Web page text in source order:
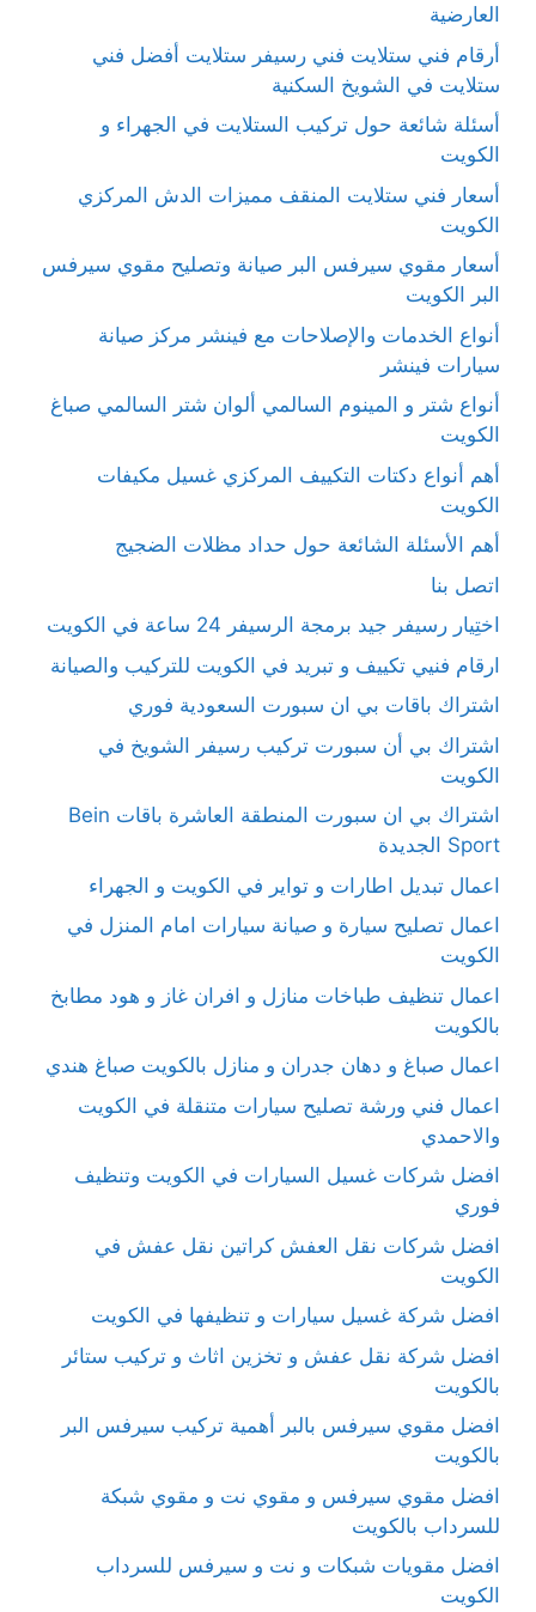
العارضية
أرقام فني ستلايت فني رسيفر ستلايت أفضل فني
ستلايت في الشويخ السكنية
أسئلة شائعة حول تركيب الستلايت في الجهراء و
الكويت
أسعار فني ستلايت المنقف مميزات الدش المركزي
الكويت
أسعار مقوي سيرفس البر صيانة وتصليح مقوي سيرفس
البر الكويت
أنواع الخدمات والإصلاحات مع فينشر مركز صيانة
سيارات فينشر
أنواع شتر و المينوم السالمي ألوان شتر السالمي صباغ
الكويت
أهم أنواع دكتات التكييف المركزي غسيل مكيفات
الكويت
أهم الأسئلة الشائعة حول حداد مظلات الضجيج
اتصل بنا
اختِيار رسيفر جيد برمجة الرسيفر 24 ساعة في الكويت
ارقام فنيي تكييف و تبريد في الكويت للتركيب والصيانة
اشتراك باقات بي ان سبورت السعودية فوري
اشتراك بي أن سبورت تركيب رسيفر الشويخ في
الكويت
اشتراك بي ان سبورت المنطقة العاشرة باقات Bein
Sport الجديدة
اعمال تبديل اطارات و تواير في الكويت و الجهراء
اعمال تصليح سيارة و صيانة سيارات امام المنزل في
الكويت
اعمال تنظيف طباخات منازل و افران غاز و هود مطابخ
بالكويت
اعمال صباغ و دهان جدران و منازل بالكويت صباغ هندي
اعمال فني ورشة تصليح سيارات متنقلة في الكويت
والاحمدي
افضل شركات غسيل السيارات في الكويت وتنظيف
فوري
افضل شركات نقل العفش كراتين نقل عفش في
الكويت
افضل شركة غسيل سيارات و تنظيفها في الكويت
افضل شركة نقل عفش و تخزين اثاث و تركيب ستائر
بالكويت
افضل مقوي سيرفس بالبر أهمية تركيب سيرفس البر
بالكويت
افضل مقوي سيرفس و مقوي نت و مقوي شبكة
للسرداب بالكويت
افضل مقويات شبكات و نت و سيرفس للسرداب
الكويت